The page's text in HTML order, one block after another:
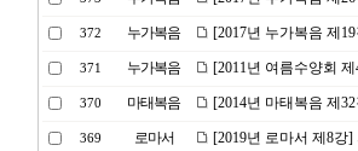
372 누가복음 [2017년 누가복음 제
371 누가복음 [2011년 여름수양회
370 마태복음 [2014년 마태복음 제
369 로마서 [2019년 로마서 제8강